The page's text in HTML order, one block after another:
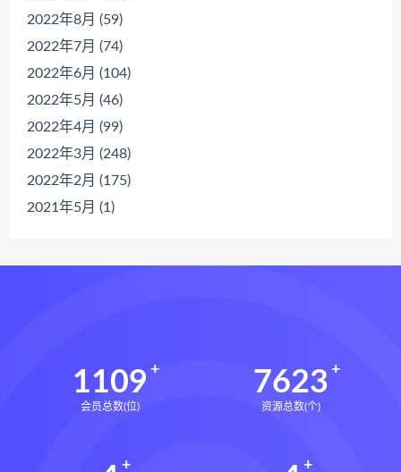
2022年8月 (59)
2022年7月 (74)
2022年6月 (104)
2022年5月 (46)
2022年4月 (99)
2022年3月 (248)
2022年2月 (175)
2021年5月 (1)
1109
会员总数(位)
7623
资源总数(个)